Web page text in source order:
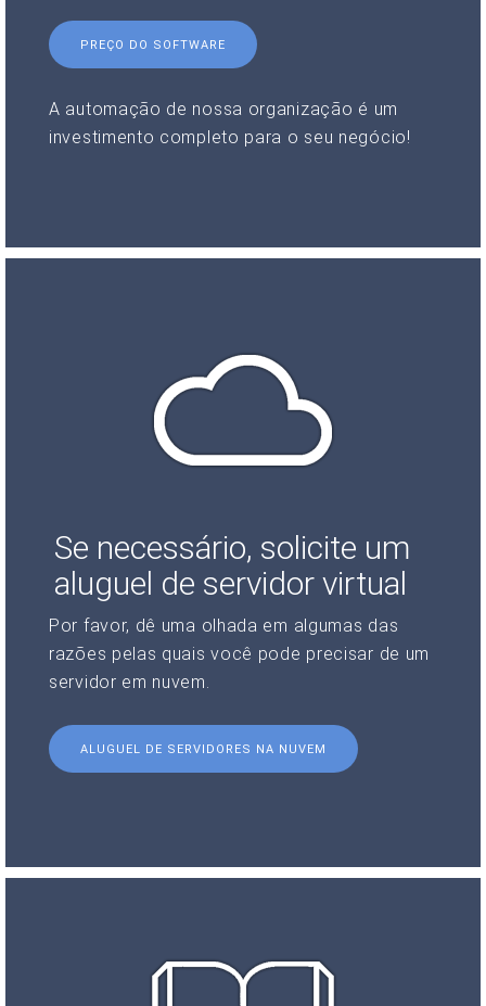
PREÇO DO SOFTWARE
A automação de nossa organização é um
investimento completo para o seu negócio!
Se necessário, solicite um
aluguel de servidor virtual
Por favor, dê uma olhada em algumas das
razões pelas quais você pode precisar de um
servidor em nuvem.
ALUGUEL DE SERVIDORES NA NUVEM